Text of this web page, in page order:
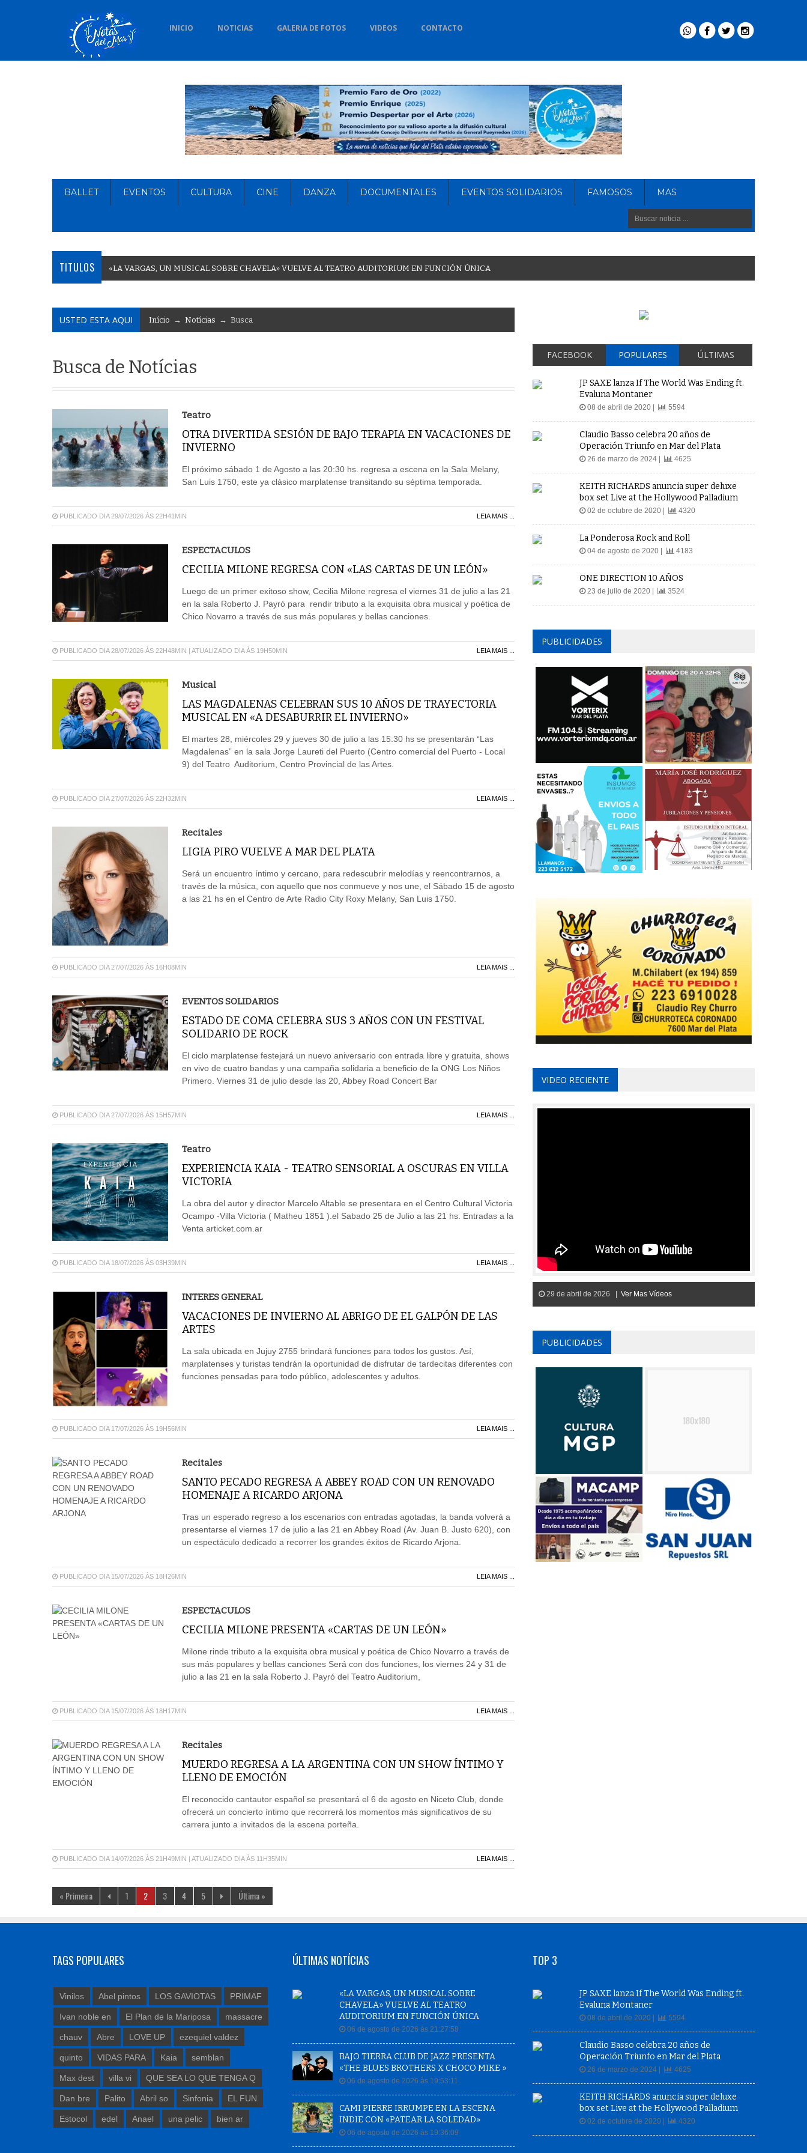
INICIO NOTICIAS GALERIA DE FOTOS VIDEOS CONTACTO
BALLET EVENTOS CULTURA CINE DANZA DOCUMENTALES EVENTOS SOLIDARIOS FAMOSOS MAS
TITULOS «LA VARGAS, UN MUSICAL SOBRE CHAVELA» VUELVE AL TEATRO AUDITORIUM EN FUNCIÓN ÚNICA
USTED ESTA AQUI Início → Notícias → Busca
Busca de Notícias
Teatro
OTRA DIVERTIDA SESIÓN DE BAJO TERAPIA EN VACACIONES DE
INVIERNO
El próximo sábado 1 de Agosto a las 20:30 hs. regresa a escena en la Sala Melany,
San Luis 1750, este ya clásico marplatense transitando su séptima temporada.
PUBLICADO DIA 29/07/2026 ÀS 22H41MIN LEIA MAIS ...
ESPECTACULOS
CECILIA MILONE REGRESA CON «LAS CARTAS DE UN LEÓN»
Luego de un primer exitoso show, Cecilia Milone regresa el viernes 31 de julio a las 21
en la sala Roberto J. Payró para rendir tributo a la exquisita obra musical y poética de
Chico Novarro a través de sus más populares y bellas canciones.
PUBLICADO DIA 28/07/2026 ÀS 22H48MIN | ATUALIZADO DIA ÀS 19H50MIN LEIA MAIS ...
Musical
LAS MAGDALENAS CELEBRAN SUS 10 AÑOS DE TRAYECTORIA
MUSICAL EN «A DESABURRIR EL INVIERNO»
El martes 28, miércoles 29 y jueves 30 de julio a las 15:30 hs se presentarán “Las
Magdalenas” en la sala Jorge Laureti del Puerto (Centro comercial del Puerto - Local
9) del Teatro Auditorium, Centro Provincial de las Artes.
PUBLICADO DIA 27/07/2026 ÀS 22H32MIN LEIA MAIS ...
Recitales
LIGIA PIRO VUELVE A MAR DEL PLATA
Será un encuentro íntimo y cercano, para redescubrir melodías y reencontrarnos, a
través de la música, con aquello que nos conmueve y nos une, el Sábado 15 de agosto
a las 21 hs en el Centro de Arte Radio City Roxy Melany, San Luis 1750.
PUBLICADO DIA 27/07/2026 ÀS 16H08MIN LEIA MAIS ...
EVENTOS SOLIDARIOS
ESTADO DE COMA CELEBRA SUS 3 AÑOS CON UN FESTIVAL
SOLIDARIO DE ROCK
El ciclo marplatense festejará un nuevo aniversario con entrada libre y gratuita, shows
en vivo de cuatro bandas y una campaña solidaria a beneficio de la ONG Los Niños
Primero. Viernes 31 de julio desde las 20, Abbey Road Concert Bar
PUBLICADO DIA 27/07/2026 ÀS 15H57MIN LEIA MAIS ...
Teatro
EXPERIENCIA KAIA - TEATRO SENSORIAL A OSCURAS EN VILLA
VICTORIA
La obra del autor y director Marcelo Altable se presentara en el Centro Cultural Victoria
Ocampo -Villa Victoria ( Matheu 1851 ).el Sabado 25 de Julio a las 21 hs. Entradas a la
Venta articket.com.ar
PUBLICADO DIA 18/07/2026 ÀS 03H39MIN LEIA MAIS ...
INTERES GENERAL
VACACIONES DE INVIERNO AL ABRIGO DE EL GALPÓN DE LAS
ARTES
La sala ubicada en Jujuy 2755 brindará funciones para todos los gustos. Así,
marplatenses y turistas tendrán la oportunidad de disfrutar de tardecitas diferentes con
funciones pensadas para todo público, adolescentes y adultos.
PUBLICADO DIA 17/07/2026 ÀS 19H56MIN LEIA MAIS ...
Recitales
SANTO PECADO REGRESA A ABBEY ROAD CON UN RENOVADO
HOMENAJE A RICARDO ARJONA
Tras un esperado regreso a los escenarios con entradas agotadas, la banda volverá a
presentarse el viernes 17 de julio a las 21 en Abbey Road (Av. Juan B. Justo 620), con
un espectáculo dedicado a recorrer los grandes éxitos de Ricardo Arjona.
PUBLICADO DIA 15/07/2026 ÀS 18H26MIN LEIA MAIS ...
ESPECTACULOS
CECILIA MILONE PRESENTA «CARTAS DE UN LEÓN»
Milone rinde tributo a la exquisita obra musical y poética de Chico Novarro a través de
sus más populares y bellas canciones Será con dos funciones, los viernes 24 y 31 de
julio a las 21 en la sala Roberto J. Payró del Teatro Auditorium,
PUBLICADO DIA 15/07/2026 ÀS 18H17MIN LEIA MAIS ...
Recitales
MUERDO REGRESA A LA ARGENTINA CON UN SHOW ÍNTIMO Y
LLENO DE EMOCIÓN
El reconocido cantautor español se presentará el 6 de agosto en Niceto Club, donde
ofrecerá un concierto íntimo que recorrerá los momentos más significativos de su
carrera junto a invitados de la escena porteña.
PUBLICADO DIA 14/07/2026 ÀS 21H49MIN | ATUALIZADO DIA ÀS 11H35MIN LEIA MAIS ...
« Primeira 1 2 3 4 5 Última »
FACEBOOK POPULARES ÚLTIMAS
JP SAXE lanza If The World Was Ending ft.
Evaluna Montaner
08 de abril de 2020 | 5594
Claudio Basso celebra 20 años de
Operación Triunfo en Mar del Plata
26 de marzo de 2024 | 4625
KEITH RICHARDS anuncia super deluxe
box set Live at the Hollywood Palladium
02 de octubre de 2020 | 4320
La Ponderosa Rock and Roll
04 de agosto de 2020 | 4183
ONE DIRECTION 10 AÑOS
23 de julio de 2020 | 3524
PUBLICIDADES
VIDEO RECIENTE
29 de abril de 2026 | Ver Mas Vídeos
PUBLICIDADES
TAGS POPULARES
Vinilos Abel pintos LOS GAVIOTAS PRIMAF
Ivan noble en El Plan de la Mariposa massacre
chauv Abre LOVE UP ezequiel valdez
quinto VIDAS PARA Kaia semblan
Max dest villa vi QUE SEA LO QUE TENGA Q
Dan bre Palito Abril so Sinfonia EL FUN
Estocol edel Anael una pelic bien ar
ÚLTIMAS NOTÍCIAS
«LA VARGAS, UN MUSICAL SOBRE
CHAVELA» VUELVE AL TEATRO
AUDITORIUM EN FUNCIÓN ÚNICA
06 de agosto de 2026 às 21:27:58
BAJO TIERRA CLUB DE JAZZ PRESENTA
«THE BLUES BROTHERS X CHOCO MIKE »
06 de agosto de 2026 às 19:53:11
CAMI PIERRE IRRUMPE EN LA ESCENA
INDIE CON «PATEAR LA SOLEDAD»
06 de agosto de 2026 às 19:36:09
TOP 3
JP SAXE lanza If The World Was Ending ft.
Evaluna Montaner
08 de abril de 2020 | 5594
Claudio Basso celebra 20 años de
Operación Triunfo en Mar del Plata
26 de marzo de 2024 | 4625
KEITH RICHARDS anuncia super deluxe
box set Live at the Hollywood Palladium
02 de octubre de 2020 | 4320